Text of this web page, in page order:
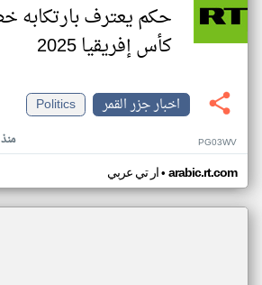
حكم يعترف بارتكابه
كأس إفريقيا 2025
اخبار جزر القمر
Politics
منذ ٧ PG03WV
ار تي عربي• arabic.rt.com